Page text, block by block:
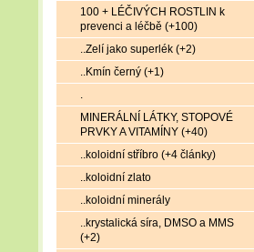
100 + LÉČIVÝCH ROSTLIN k
prevenci a léčbě (+100)
..Zelí jako superlék (+2)
..Kmín černý (+1)
.
MINERÁLNÍ LÁTKY, STOPOVÉ
PRVKY A VITAMÍNY (+40)
..koloidní stříbro (+4 články)
..koloidní zlato
..koloidní minerály
..krystalická síra, DMSO a MMS
(+2)